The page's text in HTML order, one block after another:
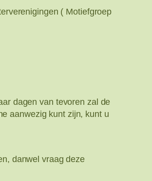
( Motiefgroep
dagen van tevoren zal de
aanwezig kunt zijn, kunt u
danwel vraag deze